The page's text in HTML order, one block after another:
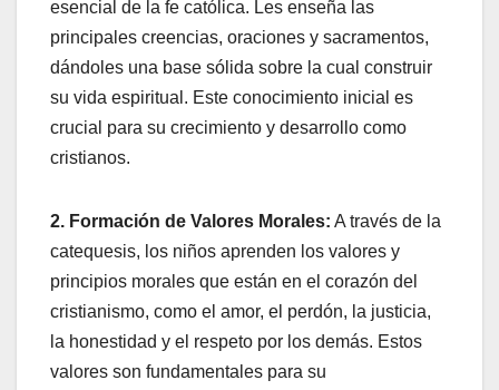
esencial de la fe católica. Les enseña las
principales creencias, oraciones y sacramentos,
dándoles una base sólida sobre la cual construir
su vida espiritual. Este conocimiento inicial es
crucial para su crecimiento y desarrollo como
cristianos.
2. Formación de Valores Morales: A través de la
catequesis, los niños aprenden los valores y
principios morales que están en el corazón del
cristianismo, como el amor, el perdón, la justicia,
la honestidad y el respeto por los demás. Estos
valores son fundamentales para su